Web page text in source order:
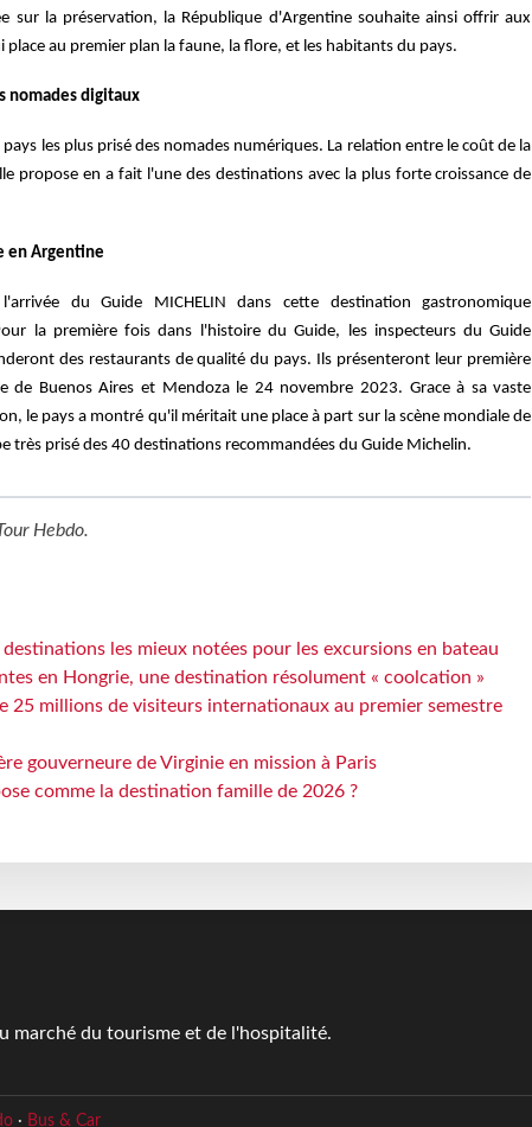
sur la préservation, la République d'Argentine souhaite ainsi offrir aux
au premier plan la faune, la flore, et les habitants du pays.
nomades digitaux
les plus prisé des nomades numériques. La relation entre le coût de la
propose en a fait l'une des destinations avec la plus forte croissance de
en Argentine
du Guide MICHELIN dans cette destination gastronomique
la première fois dans l'histoire du Guide, les inspecteurs du Guide
des restaurants de qualité du pays. Ils présenteront leur première
de Buenos Aires et Mendoza le 24 novembre 2023. Grace à sa vaste
le pays a montré qu'il méritait une place à part sur la scène mondiale de
très prisé des 40 destinations recommandées du Guide Michelin.
Hebdo.
les mieux notées pour les excursions en bateau
en Hongrie, une destination résolument « coolcation »
25 millions de visiteurs internationaux au premier semestre
gouverneure de Virginie en mission à Paris
comme la destination famille de 2026 ?
marché du tourisme et de l'hospitalité.
· Bus & Car